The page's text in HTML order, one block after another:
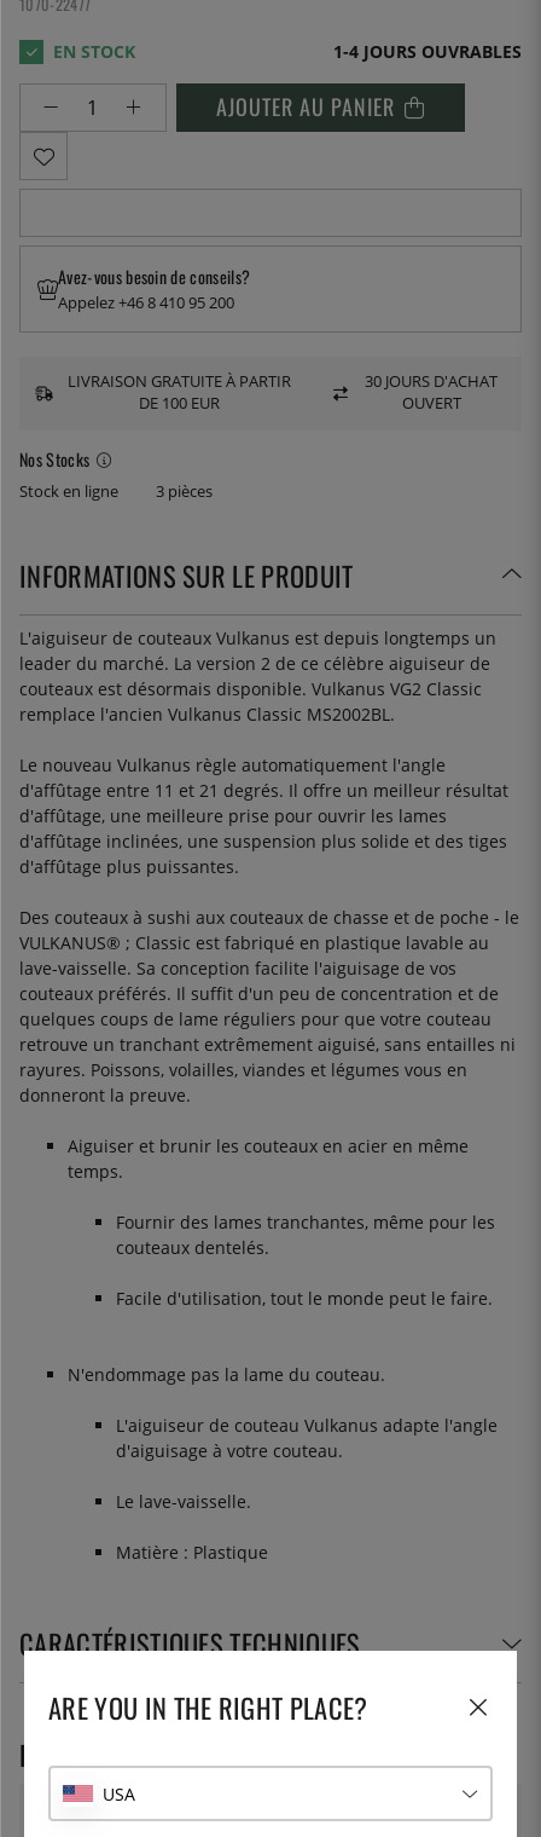
1-4 JOURS OUVRABLES
AJOUTER AU PANIER
Nos Stocks
Stock en ligne 3 pièces
Avez-vous besoin de conseils?
Appelez +46 8 410 95 200
LIVRAISON GRATUITE À PARTIR
DE 100 EUR
30 JOURS D'ACHAT
OUVERT
INFORMATIONS SUR LE PRODUIT
L'aiguiseur de couteaux Vulkanus est depuis longtemps un
leader du marché. La version 2 de ce célèbre aiguiseur de
couteaux est désormais disponible. Vulkanus VG2 Classic
remplace l'ancien Vulkanus Classic MS2002BL.
Le nouveau Vulkanus règle automatiquement l'angle
d'affûtage entre 11 et 21 degrés. Il offre un meilleur résultat
d'affûtage, une meilleure prise pour ouvrir les lames
d'affûtage inclinées, une suspension plus solide et des tiges
d'affûtage plus puissantes.
Des couteaux à sushi aux couteaux de chasse et de poche - le
VULKANUS® ; Classic est fabriqué en plastique lavable au
lave-vaisselle. Sa conception facilite l'aiguisage de vos
couteaux préférés. Il suffit d'un peu de concentration et de
quelques coups de lame réguliers pour que votre couteau
retrouve un tranchant extrêmement aiguisé, sans entailles ni
rayures. Poissons, volailles, viandes et légumes vous en
donneront la preuve.
Aiguiser et brunir les couteaux en acier en même
temps.
Fournir des lames tranchantes, même pour les
couteaux dentelés.
Facile d'utilisation, tout le monde peut le faire.
N'endommage pas la lame du couteau.
L'aiguiseur de couteau Vulkanus adapte l'angle
d'aiguisage à votre couteau.
Le lave-vaisselle.
Matière : Plastique
CARACTÉRISTIQUES TECHNIQUES
32%
PRODUITS RECOMMANDÉS
ARE YOU IN THE RIGHT PLACE?
USA